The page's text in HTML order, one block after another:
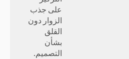
على جذب
الزوار دون
القلق
بشأن
التصميم.